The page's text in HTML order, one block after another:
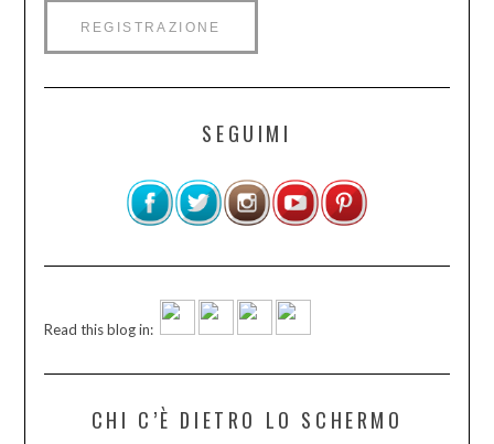
SEGUIMI
Read this blog in:
CHI C’È DIETRO LO SCHERMO